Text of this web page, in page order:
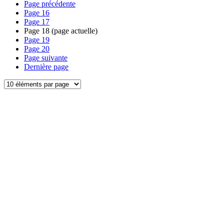
Page précédente
Page 16
Page 17
Page 18 (page actuelle)
Page 19
Page 20
Page suivante
Dernière page